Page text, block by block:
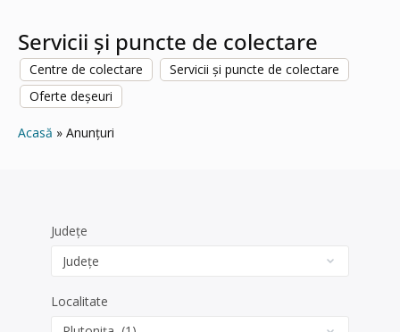
Servicii și puncte de colectare
Centre de colectare
Servicii și puncte de colectare
Oferte deșeuri
Acasă Anunțuri
Județe
Localitate